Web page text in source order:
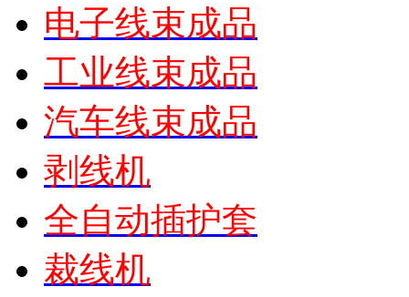
电子线束成品
工业线束成品
汽车线束成品
剥线机
全自动插护套
裁线机